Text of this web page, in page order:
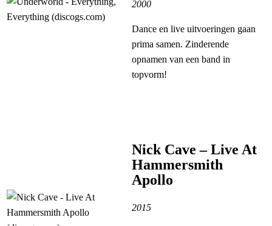
2000
Dance en live uitvoeringen gaan
prima samen. Zinderende
opnamen van een band in
topvorm!
Nick Cave – Live At
Hammersmith
Apollo
2015